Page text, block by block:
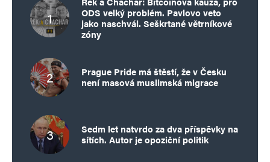
ODS velký problém. Pavlovo veto
jako naschvál. Seškrtané větrníkové
zóny
Prague Pride má štěstí, že v Česku
není masová muslimská migrace
Sedm let natvrdo za dva příspěvky na
sítích. Autor je opoziční politik